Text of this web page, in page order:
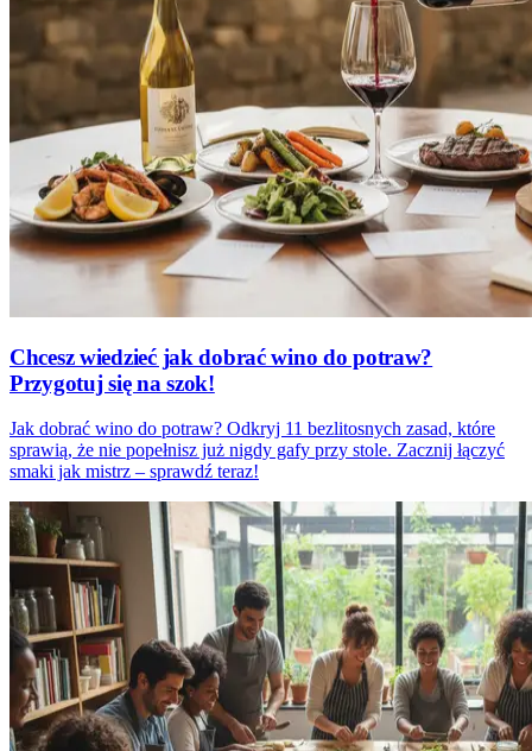
Chcesz wiedzieć jak dobrać wino do potraw?
Przygotuj się na szok!
Jak dobrać wino do potraw? Odkryj 11 bezlitosnych zasad, które
sprawią, że nie popełnisz już nigdy gafy przy stole. Zacznij łączyć
smaki jak mistrz – sprawdź teraz!